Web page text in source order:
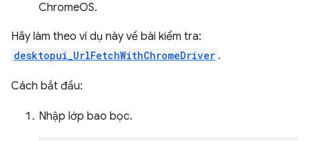
ChromeOS.
Hãy làm theo ví dụ này về bài kiểm tra:
desktopui_UrlFetchWithChromeDriver .
Cách bắt đầu:
Nhập lớp bao bọc.